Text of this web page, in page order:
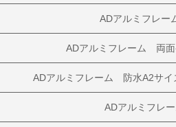
ADアルミフレー
ADアルミフレーム 両面
ADアルミフレーム 防水A2サ
ADアルミフレ